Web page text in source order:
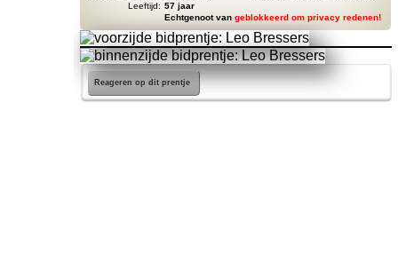
Leeftijd: 57 jaar
Echtgenoot vangeblokkeerd om privacy redenen!
Reageren op dit prentje